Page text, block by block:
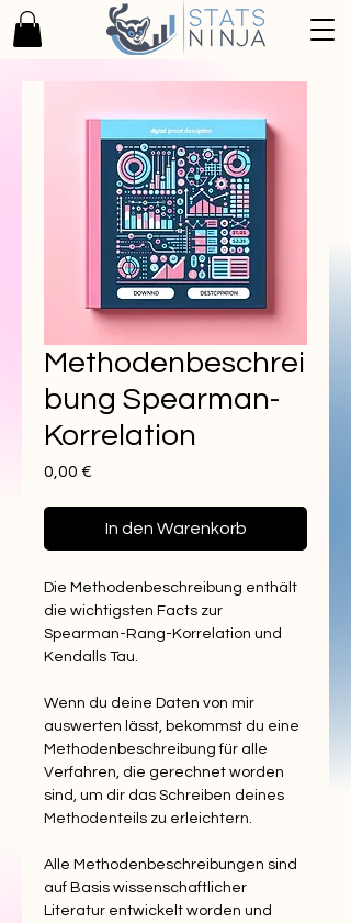
Methodenbeschrei
bung Spearman-
Korrelation
0,00 €
In den Warenkorb
Die Methodenbeschreibung enthält
die wichtigsten Facts zur
Spearman-Rang-Korrelation und
Kendalls Tau.
Wenn du deine Daten von mir
auswerten lässt, bekommst du eine
Methodenbeschreibung für alle
Verfahren, die gerechnet worden
sind, um dir das Schreiben deines
Methodenteils zu erleichtern.
Alle Methodenbeschreibungen sind
auf Basis wissenschaftlicher
Literatur entwickelt worden und